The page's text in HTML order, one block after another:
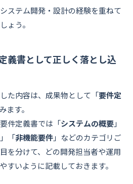
ステム開発・設計の経験を重ねて
ょう。
義書として正しく落とし込
た内容は、成果物として「要件定
ます。
件定義書では「システムの概要」
」「非機能要件」などのカテゴリご
を分けて、どの開発担当者や運用
すいように記載しておきます。